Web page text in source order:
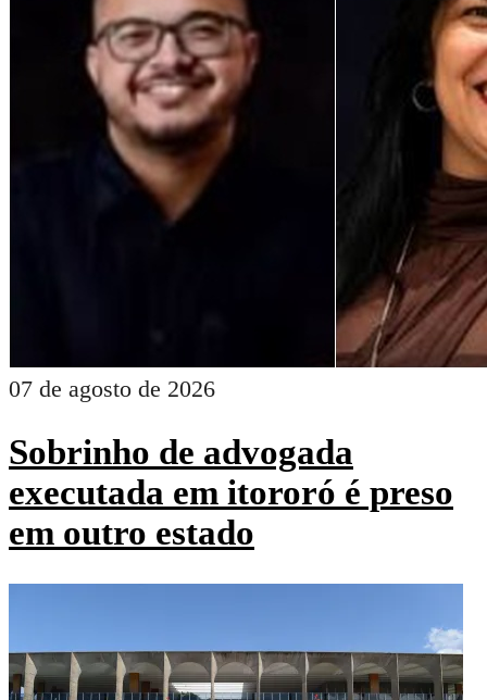
07 de agosto de 2026
Sobrinho de advogada
executada em itororó é preso
em outro estado